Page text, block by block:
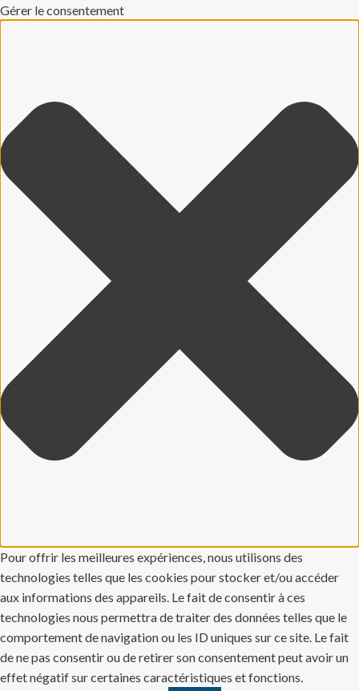
Gérer le consentement
Pour offrir les meilleures expériences, nous utilisons des
technologies telles que les cookies pour stocker et/ou accéder
aux informations des appareils. Le fait de consentir à ces
technologies nous permettra de traiter des données telles que le
comportement de navigation ou les ID uniques sur ce site. Le fait
de ne pas consentir ou de retirer son consentement peut avoir un
effet négatif sur certaines caractéristiques et fonctions.